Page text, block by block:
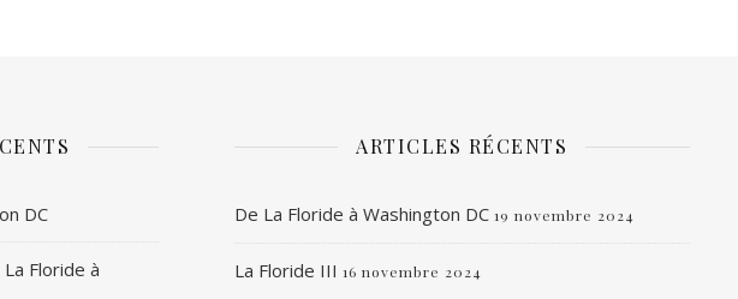
DC
La Floride à
ARTICLES RÉCENTS
De La Floride à Washington DC 19 novembre 2024
La Floride III 16 novembre 2024